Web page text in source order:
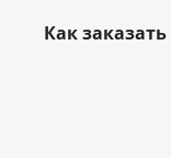
Как заказать